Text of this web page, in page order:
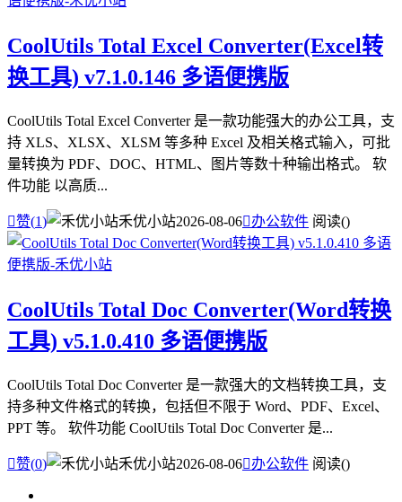
CoolUtils Total Excel Converter(Excel转
换工具) v7.1.0.146 多语便携版
CoolUtils Total Excel Converter 是一款功能强大的办公工具，支
持 XLS、XLSX、XLSM 等多种 Excel 及相关格式输入，可批
量转换为 PDF、DOC、HTML、图片等数十种输出格式。 软
件功能 以高质...
赞(1) 禾优小站2026-08-06办公软件 阅读()
CoolUtils Total Doc Converter(Word转换
工具) v5.1.0.410 多语便携版
CoolUtils Total Doc Converter 是一款强大的文档转换工具，支
持多种文件格式的转换，包括但不限于 Word、PDF、Excel、
PPT 等。 软件功能 CoolUtils Total Doc Converter 是...
赞(0) 禾优小站2026-08-06办公软件 阅读()